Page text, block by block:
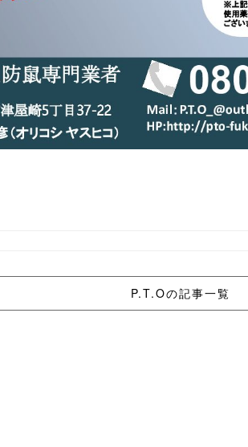
P.T.Oの記事一覧